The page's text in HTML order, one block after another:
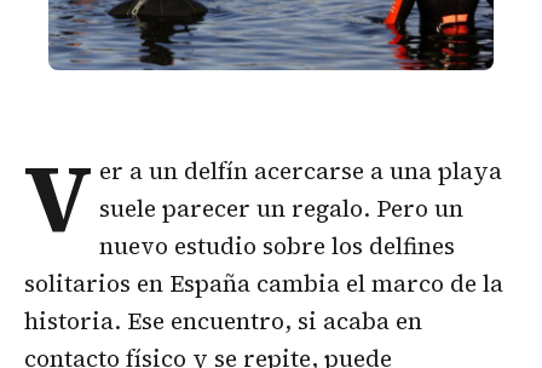
V er a un delfín acercarse a una playa
suele parecer un regalo. Pero un
nuevo estudio sobre los delfines
solitarios en España cambia el marco de la
historia. Ese encuentro, si acaba en
contacto físico y se repite, puede